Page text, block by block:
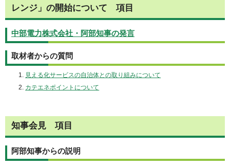
レンジ」の開始について 項目
中部電力株式会社・阿部知事の発言
取材者からの質問
見える化サービスの自治体との取り組みについて
カテエネポイントについて
知事会見 項目
阿部知事からの説明